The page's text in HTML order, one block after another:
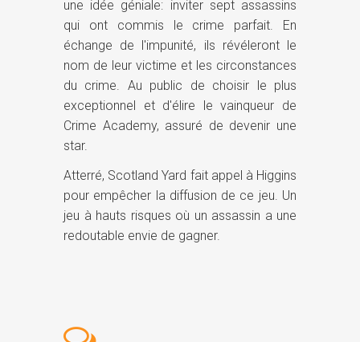
une idée géniale: inviter sept assassins
qui ont commis le crime parfait. En
échange de l'impunité, ils révéleront le
nom de leur victime et les circonstances
du crime. Au public de choisir le plus
exceptionnel et d'élire le vainqueur de
Crime Academy, assuré de devenir une
star.
Atterré, Scotland Yard fait appel à Higgins
pour empêcher la diffusion de ce jeu. Un
jeu à hauts risques où un assassin a une
redoutable envie de gagner.